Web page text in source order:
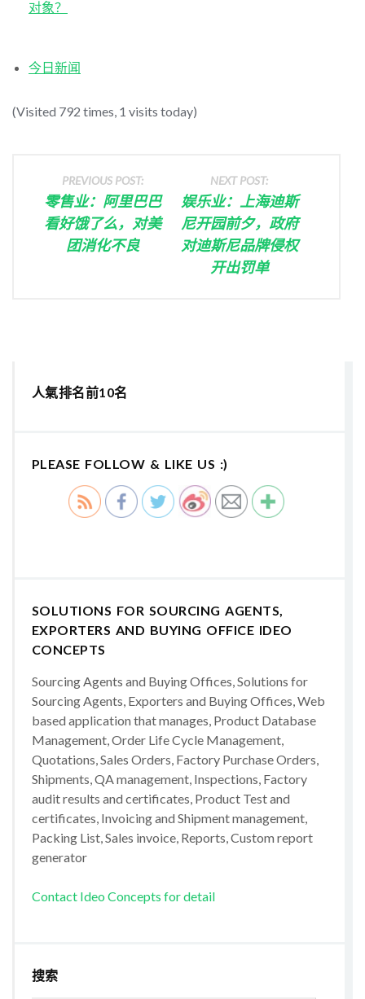
对象？
今日新闻
(Visited 792 times, 1 visits today)
PREVIOUS POST:
零售业：阿里巴巴
看好饿了么，对美
团消化不良
NEXT POST:
娱乐业：上海迪斯
尼开园前夕，政府
对迪斯尼品牌侵权
开出罚单
人氣排名前10名
PLEASE FOLLOW & LIKE US :)
SOLUTIONS FOR SOURCING AGENTS,
EXPORTERS AND BUYING OFFICE IDEO
CONCEPTS
Sourcing Agents and Buying Offices, Solutions for
Sourcing Agents, Exporters and Buying Offices, Web
based application that manages, Product Database
Management, Order Life Cycle Management,
Quotations, Sales Orders, Factory Purchase Orders,
Shipments, QA management, Inspections, Factory
audit results and certificates, Product Test and
certificates, Invoicing and Shipment management,
Packing List, Sales invoice, Reports, Custom report
generator
Contact Ideo Concepts for detail
搜索